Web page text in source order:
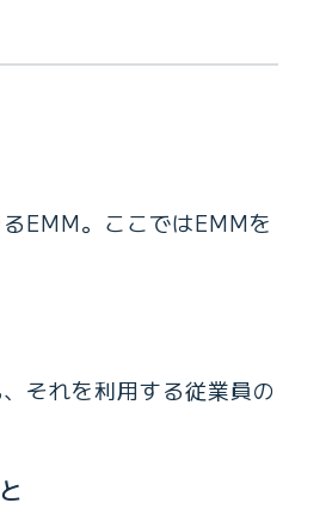
EMM。ここではEMMを
それを利用する従業員の